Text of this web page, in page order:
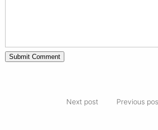
Next post Previous